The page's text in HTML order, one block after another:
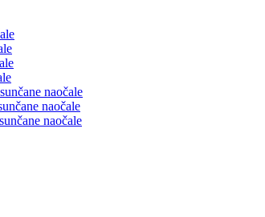
naočale
naočale
naočale